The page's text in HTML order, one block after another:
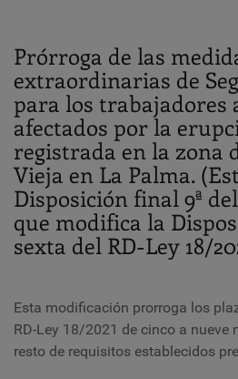
Prórroga de las
extraordinarias de
para los trabajadores
afectados por la
registrada en la zona
Vieja en La Palma.
Disposición final 9ª
que modifica la
sexta del RD-Ley 18/
Esta modificación prorroga los
RD-Ley 18/2021 de cinco a nueve
resto de requisitos establecidos